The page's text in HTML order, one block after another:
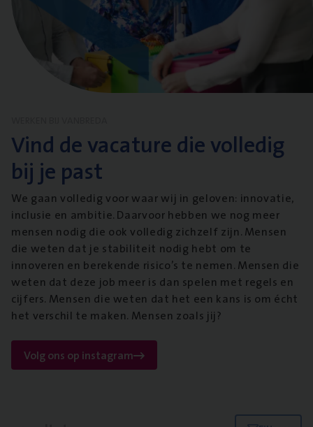
Vind de vacature die volledig
bij je past
We gaan volledig voor waar wij in geloven: innovatie,
inclusie en ambitie. Daarvoor hebben we nog meer
mensen nodig die ook volledig zichzelf zijn. Mensen
die weten dat je stabiliteit nodig hebt om te
innoveren en berekende risico’s te nemen. Mensen die
weten dat deze job meer is dan spelen met regels en
cijfers. Mensen die weten dat het een kans is om écht
het verschil te maken. Mensen zoals jij?
Volg ons op instagram